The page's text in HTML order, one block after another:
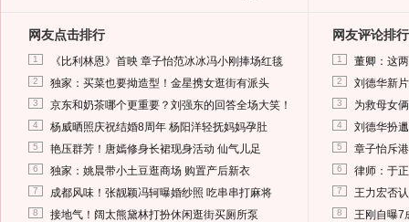
网友点击排行
1 《比利林恩》首映 章子怡范冰冰冯小刚捧场红毯
2 独家：买菜也要拗造型！金星携女逛街有派头
3 京东和奶茶哪个更重要？刘强东的回答全场大笑！
4 杨威晒照庆祝结婚8周年 杨阳洋轻抚妈妈孕肚
5 艳压群芳！唐嫣修身长裙现身活动 仙气儿足
6 独家：姚晨带小土豆逛商场 购置产后新衣
7 成都风味！张靓颖冯轲曝婚纱照 吃串串打麻将
8 接地气！阔太熊黛林打扮休闲逛街买厕所泵
网友评论排行
1 董卿：这
2 刘德华新
3 为救母女
4 刘德华扮
5 章子怡斥
6 律师：于
7 王力宏否
8 王刚自曝7